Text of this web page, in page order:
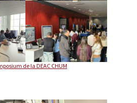
de la DEAC CHUM